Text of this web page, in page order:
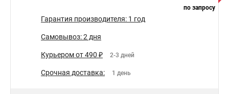
по запросу
Гарантия производителя: 1 год
Самовывоз: 2 дня
Курьером от 490 ₽ 2-3 дней
Срочная доставка: 1 день